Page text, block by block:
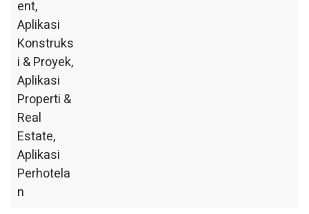
ent,
Aplikasi
Konstruks
i & Proyek,
Aplikasi
Properti &
Real
Estate,
Aplikasi
Perhotela
n